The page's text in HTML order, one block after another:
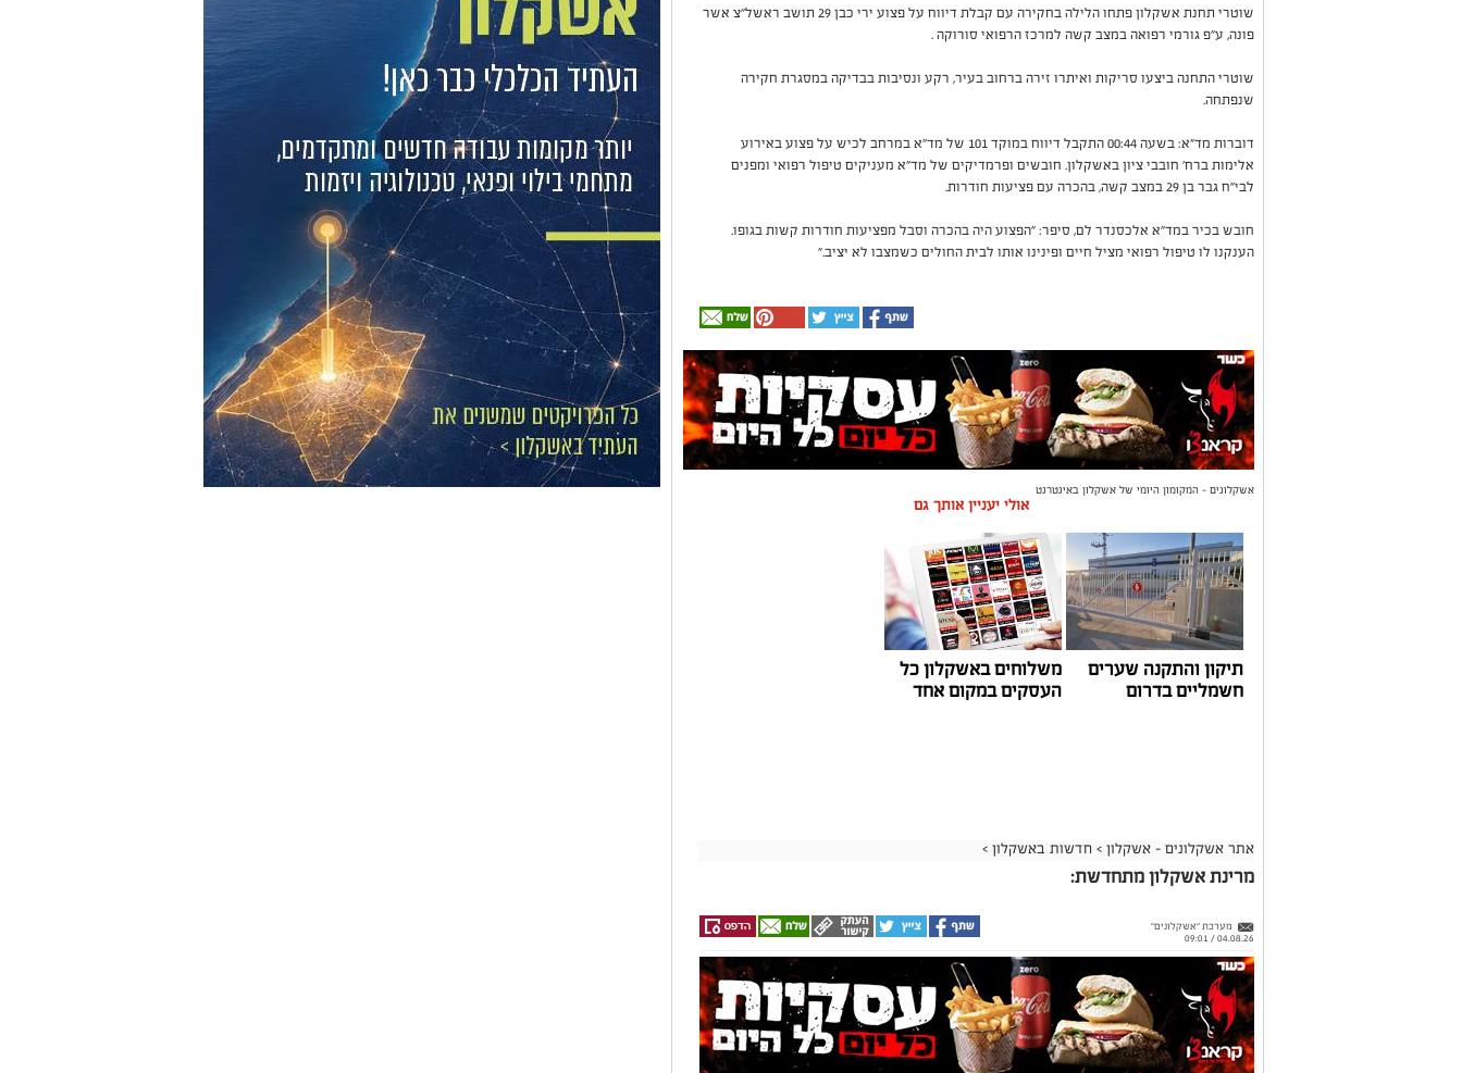
שוטרי תחנת אשקלון פתחו הלילה בחקירה עם קבלת דיווח על פצוע ירי כבן 29 תושב ראשל״צ אשר
פונה, ע״פ גורמי רפואה במצב קשה למרכז הרפואי סורוקה .
שוטרי התחנה ביצעו סריקות ואיתרו זירה ברחוב בעיר, רקע ונסיבות בבדיקה במסגרת חקירה
שנפתחה.
דוברות מד"א: בשעה 00:44 התקבל דיווח במוקד 101 של מד"א במרחב לכיש על פצוע באירוע
אלימות ברח' חובבי ציון באשקלון. חובשים ופרמדיקים של מד"א מעניקים טיפול רפואי ומפנים
לבי"ח גבר בן 29 במצב קשה, בהכרה עם פציעות חודרות.
חובש בכיר במד"א אלכסנדר לם, סיפר: "הפצוע היה בהכרה וסבל מפציעות חודרות קשות בגופו.
הענקנו לו טיפול רפואי מציל חיים ופינינו אותו לבית החולים כשמצבו לא יציב."
אשקלונים - המקומון היומי של אשקלון באינטרנט
אולי יעניין אותך גם
תיקון והתקנה שערים
חשמליים בדרום
משלוחים באשקלון כל
העסקים במקום אחד
אתר אשקלונים - אשקלון > חדשות באשקלון >
מרינת אשקלון מתחדשת:
מערכת "אשקלונים"
04.08.26 / 09:01